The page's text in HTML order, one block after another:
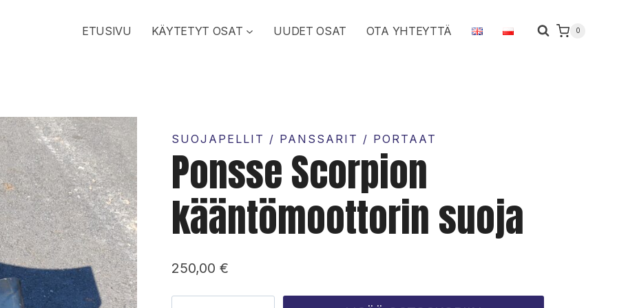
ETUSIVU KÄYTETYT OSAT UUDET OSAT OTA YHTEYTTÄ 0
SUOJAPELLIT / PANSSARIT / PORTAAT
Ponsse Scorpion
kääntömoottorin suoja
250,00€